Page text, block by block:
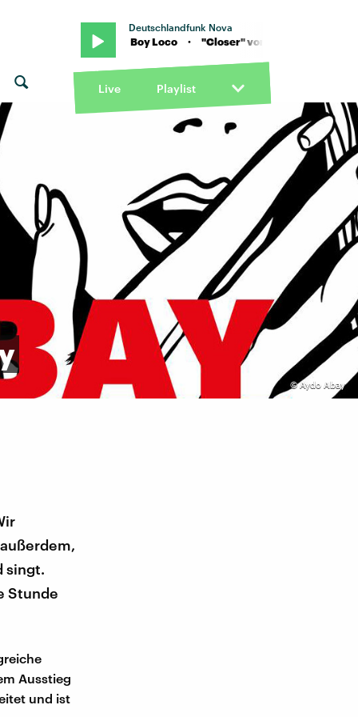
Deutschlandfunk Nova
"Closer" von Boy Loco · "Closer" von Boy Loco
Live Playlist
©Aydo Abay
singt.
Stunde
Ausstieg
und ist